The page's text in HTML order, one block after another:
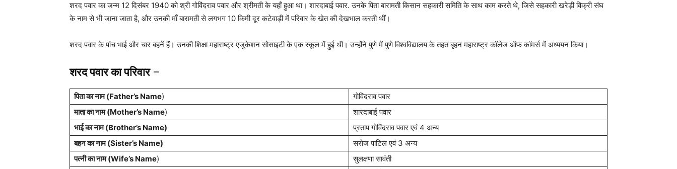
शरद पवार का जन्म 12 दिसंबर 1940 को श्री गोविंदराव पवार और श्रीमती के यहाँ हुआ था। शारदाबाई पवार. उनके पिता बारामती किसान सहकारी समिति के साथ काम करते थे, जिसे सहकारी खरेड़ी विक्री संघ
के नाम से भी जाना जाता है, और उनकी माँ बारामती से लगभग 10 किमी दूर कटेवाड़ी में परिवार के खेत की देखभाल करती थीं।
शरद पवार के पांच भाई और चार बहनें हैं। उनकी शिक्षा महाराष्ट्र एजुकेशन सोसाइटी के एक स्कूल में हुई थी। उन्होंने पुणे में पुणे विश्वविद्यालय के तहत बृहन महाराष्ट्र कॉलेज ऑफ कॉमर्स में अध्ययन किया।
शरद पवार का परिवार –
पिता का नाम (Father’s Name)
गोविंदराव पवार
माता का नाम (Mother’s Name)
शारदाबाई पवार
भाई का नाम (Brother’s Name)
प्रताप गोविंदराव पवार एवं 4 अन्य
बहन का नाम (Sister’s Name)
सरोज पाटिल एवं 3 अन्य
पत्नी का नाम (Wife’s Name)
सुलक्षणा सावंती